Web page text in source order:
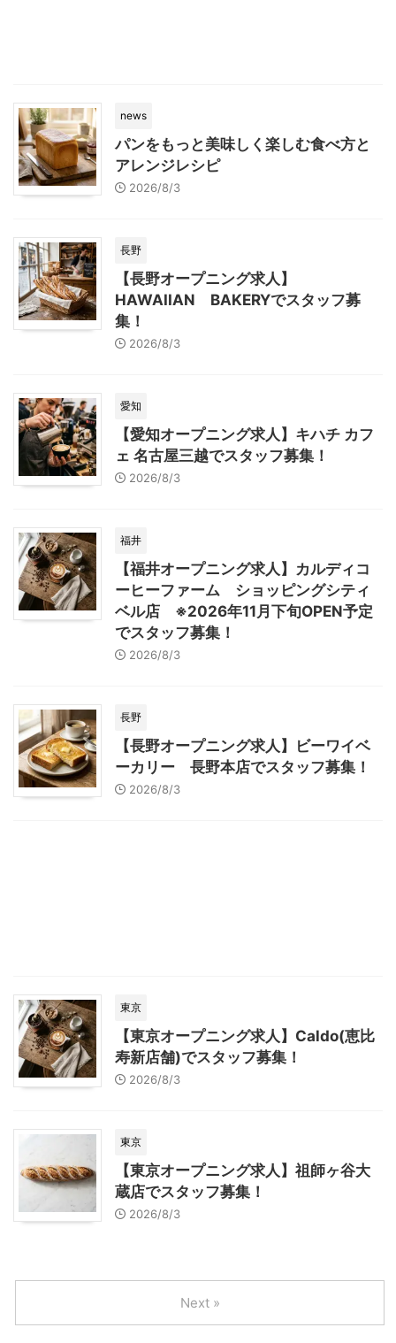
news
パンをもっと美味しく楽しむ食べ方と
アレンジレシピ
2026/8/3
長野
【長野オープニング求人】
HAWAIIAN BAKERYでスタッフ募
集！
2026/8/3
愛知
【愛知オープニング求人】キハチ カフ
ェ 名古屋三越でスタッフ募集！
2026/8/3
福井
【福井オープニング求人】カルディコ
ーヒーファーム ショッピングシティ
ベル店 ※2026年11月下旬OPEN予定
でスタッフ募集！
2026/8/3
長野
【長野オープニング求人】ビーワイベ
ーカリー 長野本店でスタッフ募集！
2026/8/3
東京
【東京オープニング求人】Caldo(恵比
寿新店舗)でスタッフ募集！
2026/8/3
東京
【東京オープニング求人】祖師ヶ谷大
蔵店でスタッフ募集！
2026/8/3
Next »